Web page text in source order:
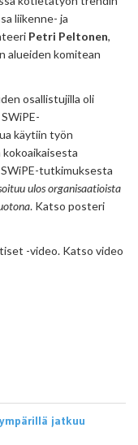
liikenne- ja
Petri Peltonen,
alueiden komitean
osallistujilla oli
käytiin työn
tutkimuksesta
ulos organisaatioista
. Katso posteri
-video. Katso video
jatkuu